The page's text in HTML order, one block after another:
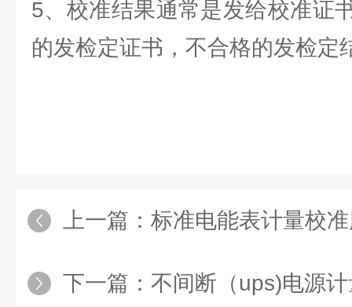
5、校准结果通常是发给校准证
的发检定证书，不合格的发检定
上一篇： 标准电能表计量校准
下一篇： 不间断（ups)电源